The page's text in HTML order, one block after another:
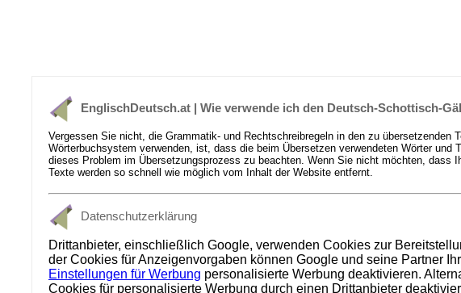
EnglischDeutsch.at | Wie verwende ich den Deutsch-Schottisch-
Vergessen Sie nicht, die Grammatik- und Rechtschreibregeln in den zu
Wörterbuchsystem verwenden, ist, dass die beim Übersetzen verwendeten Wörter
dieses Problem im Übersetzungsprozess zu beachten. Wenn Sie nicht möchten,
Texte werden so schnell wie möglich vom Inhalt der Website entfernt.
Datenschutzerklärung
Drittanbieter, einschließlich Google, verwenden Cookies zur
der Cookies für Anzeigenvorgaben können Google und seine Partner
Einstellungen für Werbung personalisierte Werbung deaktivieren.
Cookies für personalisierte Werbung durch einen Drittanbieter